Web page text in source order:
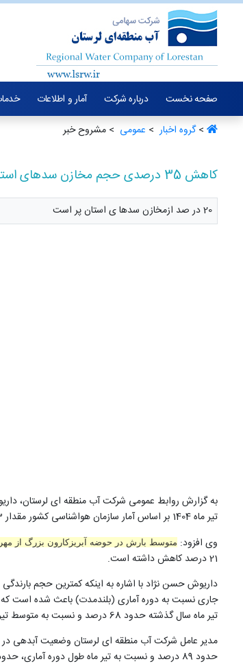
صفحه نخست درباره شرکت آمار و اطلاعات
>گروه اخبار ‏ > عمومی ‏ > مشروح خبر
کاهش 35 درصدی حجم مخازن سدهای استان لرستان
20 در صد ازمخازن سدها ی استان پر است
به گزارش روابط عمومی شرکت آب منطقه ای لرستان،
تیر ماه 1404 بر اساس آمار سازمان هواشناسی کشور مقدار 363 میلیمتر بوده که نسبت به سال آبی گذشته (534 میلیمتر) حدود 32 درصد و نسبت به متوسط دوره آماری (587 میلیمتر) حدود 38 درصد کاهش داشته است.
وی افزود: متوسط بارش در حوضه آبریزکارون بزرگ از مهر تا پایان تیرماه
21 درصد کاهش داشته است.
داریوش حسن نژاد با اشاره به اینکه کمترین حجم
جاری نسبت به دوره آماری (بلندمدت) باعث شده است که
تیر ماه سال گذشته حدود 68 درصد و نسبت به متوسط تیر ماه طول دوره آماری، حدود 82 درصد کاهش داشته اند.
مدیر عامل شرکت آب منطقه ای لرستان وضعیت آبدهی در
حدود 89 درصد و نسبت به تیر ماه طول دوره آماری، حدود 94 درصد کاهش یافته است.